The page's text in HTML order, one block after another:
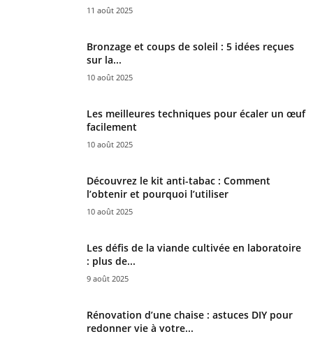
11 août 2025
Bronzage et coups de soleil : 5 idées reçues
sur la...
10 août 2025
Les meilleures techniques pour écaler un œuf
facilement
10 août 2025
Découvrez le kit anti-tabac : Comment
l’obtenir et pourquoi l’utiliser
10 août 2025
Les défis de la viande cultivée en laboratoire
: plus de...
9 août 2025
Rénovation d’une chaise : astuces DIY pour
redonner vie à votre...